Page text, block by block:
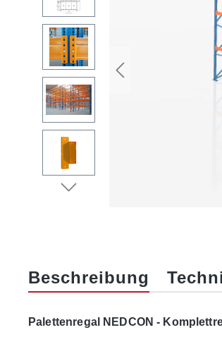
Beschreibung
Palettenregal NEDCON -